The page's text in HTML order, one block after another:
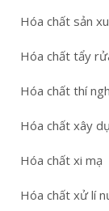
Hóa chất sản
Hóa chất tẩy
Hóa chất thí
Hóa chất xây
Hóa chất xi mạ
Hóa chất xử lí